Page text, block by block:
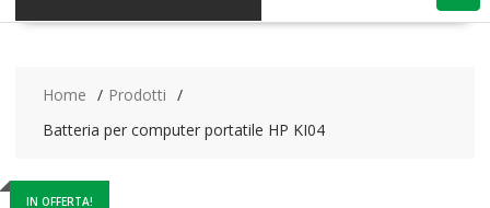
Home
Prodotti
Batteria per computer portatile HP KI04
IN OFFERTA!